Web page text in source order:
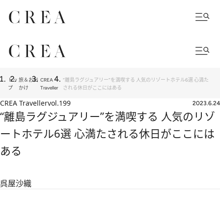
トッ
プ
旅＆お出
かけ
CREA
Traveller
“離島ラグジュアリー”を満喫する 人気のリゾートホテル6選 心満た
される休日がここにはある
CREA Travellervol.199 2023.6.24
“離島ラグジュアリー”を満喫する 人気のリゾ
ートホテル6選 心満たされる休日がここには
ある
呉屋沙織